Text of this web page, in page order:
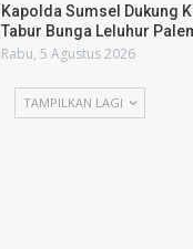
Kapolda Sumsel Dukung
Tabur Bunga Leluhur
Rabu, 5 Agustus 2026
TAMPILKAN LAGI